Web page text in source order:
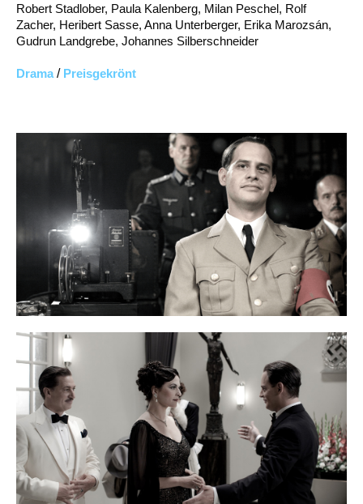
Robert Stadlober, Paula Kalenberg, Milan Peschel, Rolf
Zacher, Heribert Sasse, Anna Unterberger, Erika Marozsán,
Gudrun Landgrebe, Johannes Silberschneider
Drama / Preisgekrönt